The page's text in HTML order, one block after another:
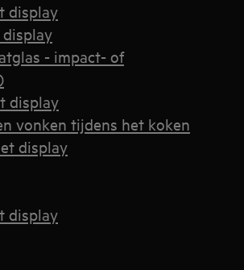
display
- impact- of
display
vonken tijdens het koken
display
display